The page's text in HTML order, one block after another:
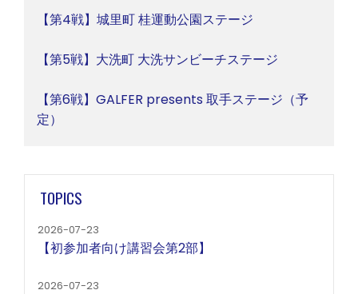
【第4戦】城里町 桂運動公園ステージ
【第5戦】大洗町 大洗サンビーチステージ
【第6戦】GALFER presents 取手ステージ（予
定）
TOPICS
2026-07-23
【初参加者向け講習会第2部】
2026-07-23